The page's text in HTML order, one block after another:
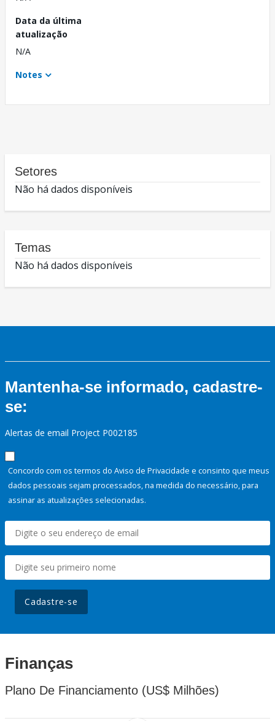
Data da última
atualização
N/A
Notes
Setores
Não há dados disponíveis
Temas
Não há dados disponíveis
Mantenha-se informado, cadastre-
se:
Alertas de email Project P002185
Concordo com os termos do Aviso de Privacidade e consinto que meus
dados pessoais sejam processados, na medida do necessário, para
assinar as atualizações selecionadas.
Cadastre-se
Finanças
Plano De Financiamento (US$ Milhões)